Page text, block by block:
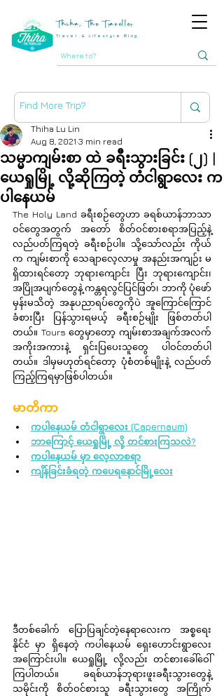
Thiha, The Traveller
Travel & Lifestyle Blog
သမ္မာကျမ်းစာ ထဲ ခရီးသွားခြင်း (၂) |
ယေရှုမြို့ လို့ဆိုကြတဲ့ တံငါရွာလေး က
ပါနေယမ်
Thiha Lu Lin
Aug 8, 2021 3 min read
The Holy Land ခရီးစဉ်တွေဟာ ခရစ်ယာန်ဘာသာ
ဝင်တွေအတွက် အတော် စိတ်ဝင်စားစရာအပြည့်နဲ့
လည်ပတ်ကြရတဲ့ ခရီးစဉ်ပါ။ သို့သော်လည်း ကိုယ်
က ကျမ်းစာကို သေချာလေ့လာမှု အနည်းအကျဉ်း မ
ရှိထားရင်တော့ ဘုရားကျောင်း ပြီး ဘုရားကျောင်း၊
အပြိုအပျက်တွေနဲ့ ကန္တရလွင်ပြင်ဖြတ်၊ ဘာကို ပုံဖော်
မှန်းမသိတဲ့ အနုပညာရပ်တွေကိုပဲ အူကြောင်ကြောင်
ခံစားပြီး ပြန်သွားရမယ့် ခရီးစဉ်မျိုး ဖြစ်တတ်ပါ
တယ်။ Tours တွေမှာတော့ ကျမ်းစာအချက်အလက်
အကိုးအကားနဲ့ ရှင်းပြပေးသူတွေ ပါဝင်တတ်ပါ
တယ်။ ဒါမှမဟုတ်ရင်တော့ ပုံစံတစ်မျိုးနဲ့ လည်ပတ်
ကြည့်ကြရမှာဖြစ်ပါတယ်။
မာတိကာ
ကပါနေယမ် တံငါရွာလေး (Capernaum)
ဘာကြောင့် ယေရှုမြို့ လို့ တင်စားကြသလဲ?
ကပါနေယမ် မှာ လေ့လာစရာ
ကျိန်ခြင်းခံရတဲ့ ကပေရနောင်မြို့လေး
ဒီတစ်ခေါက် ပြောပြချင်တဲ့နေရာလေးက အစ္စရေး
နိုင်ငံ မှာ ရှိနေတဲ့ ကပါနေယမ် ရှေးဟောင်းရွာလေး
အကြောင်းပါ။ ယေရှုမြို့ လို့လည်း တင်စားခေါ်ဝေါ်
ကြပါတယ်။ ခရစ်ယာန်ဘုရားဖူးခရီးသွားတွေနဲ့
သမိုင်းကို စိတ်ဝင်စားသူ ခရီးသွားတွေ အကြိုက်